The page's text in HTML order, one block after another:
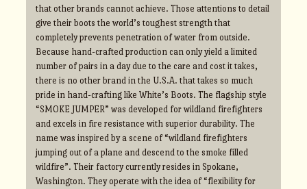
that other brands cannot achieve. Those attentions to detail
give their boots the world’s toughest strength that
completely prevents penetration of water from outside.
Because hand-crafted production can only yield a limited
number of pairs in a day due to the care and cost it takes,
there is no other brand in the U.S.A. that takes so much
pride in hand-crafting like White’s Boots. The flagship style
“SMOKE JUMPER” was developed for wildland firefighters
and excels in fire resistance with superior durability. The
name was inspired by a scene of “wildland firefighters
jumping out of a plane and descend to the smoke filled
wildfire”. Their factory currently resides in Spokane,
Washington. They operate with the idea of “flexibility for